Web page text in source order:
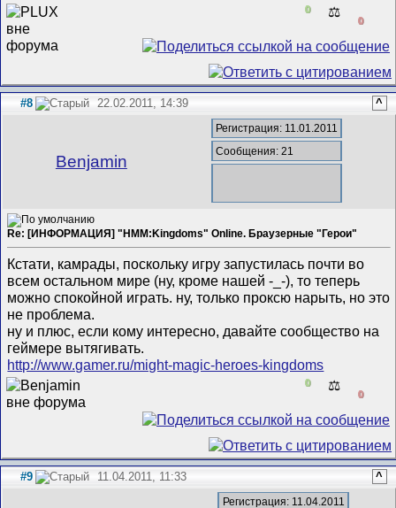
0 ⚖️
0
#8 22.02.2011, 14:39 ^
Benjamin
Регистрация: 11.01.2011
Сообщения: 21
Re: [ИНФОРМАЦИЯ] "HMM:Kingdoms" Online. Браузерные "Герои"
Кстати, камрады, поскольку игру запустилась почти во
всем остальном мире (ну, кроме нашей -_-), то теперь
можно спокойной играть. ну, только проксю нарыть, но это
не проблема.
ну и плюс, если кому интересно, давайте сообщество на
геймере вытягивать.
http://www.gamer.ru/might-magic-heroes-kingdoms
0 ⚖️
0
#9 11.04.2011, 11:33 ^
Регистрация: 11.04.2011